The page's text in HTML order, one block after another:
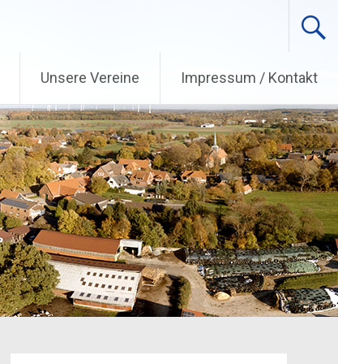
Unsere Vereine Impressum / Kontakt